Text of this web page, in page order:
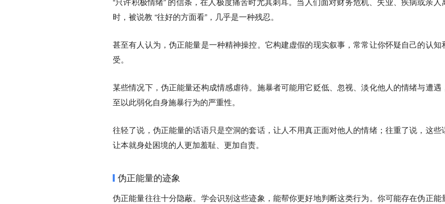
时，被说教 “往好的方面看”，几乎是一种残忍。
甚至有人认为，伪正能量是一种精神操控。它构建虚假的现实叙事，常常让你怀疑自己的认知
受。
某些情况下，伪正能量还构成情感虐待。施暴者可能用它贬低、忽视、淡化他人的情绪与遭遇
至以此弱化自身施暴行为的严重性。
往轻了说，伪正能量的话语只是空洞的套话，让人不用真正面对他人的情绪；往重了说，这些
让本就身处困境的人更加羞耻、更加自责。
伪正能量的迹象
伪正能量往往十分隐蔽。学会识别这些迹象，能帮你更好地判断这类行为。你可能存在伪正能